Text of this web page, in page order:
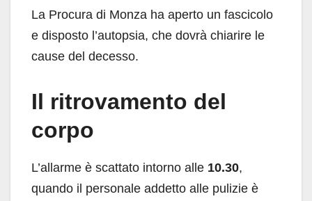
La Procura di Monza ha aperto un fascicolo
e disposto l’autopsia, che dovrà chiarire le
cause del decesso.
Il ritrovamento del
corpo
L’allarme è scattato intorno alle 10.30,
quando il personale addetto alle pulizie è